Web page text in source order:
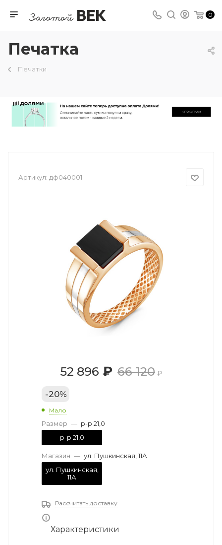
0
Печатка
Печатки
Артикул: дф040001
52 896 ₽ 66 120₽
-20%
Мало
Размер — р-р 21,0
р-р 21,0
Магазин — ул. Пушкинская, 11А
ул. Пушкинская,
11А
Рассчитать доставку
Характеристики